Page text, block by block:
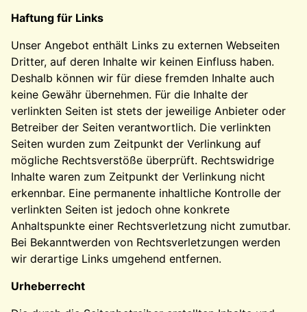
Haftung für Links
Unser Angebot enthält Links zu externen Webseiten
Dritter, auf deren Inhalte wir keinen Einfluss haben.
Deshalb können wir für diese fremden Inhalte auch
keine Gewähr übernehmen. Für die Inhalte der
verlinkten Seiten ist stets der jeweilige Anbieter oder
Betreiber der Seiten verantwortlich. Die verlinkten
Seiten wurden zum Zeitpunkt der Verlinkung auf
mögliche Rechtsverstöße überprüft. Rechtswidrige
Inhalte waren zum Zeitpunkt der Verlinkung nicht
erkennbar. Eine permanente inhaltliche Kontrolle der
verlinkten Seiten ist jedoch ohne konkrete
Anhaltspunkte einer Rechtsverletzung nicht zumutbar.
Bei Bekanntwerden von Rechtsverletzungen werden
wir derartige Links umgehend entfernen.
Urheberrecht